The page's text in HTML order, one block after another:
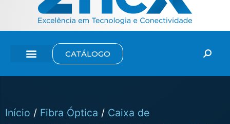
CATÁLOGO
Início / Fibra Óptica / Caixa de